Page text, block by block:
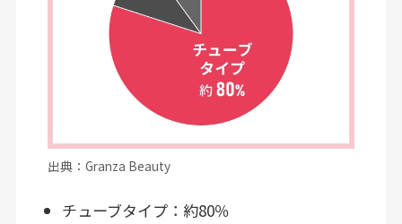
出典：Granza Beauty
チューブタイプ：約80％